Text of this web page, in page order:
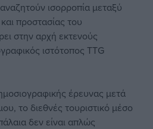
ισορροπία μεταξύ
προστασίας του
στην αρχή εκτενούς
ιστότοπος TTG
έρευνας μετά
το διεθνές τουριστικό μέσο
δεν είναι απλώς